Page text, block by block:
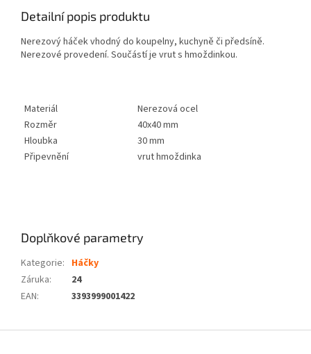
Detailní popis produktu
Nerezový háček vhodný do koupelny, kuchyně či předsíně.
Nerezové provedení. Součástí je vrut s hmoždinkou.
Materiál
Nerezová ocel
Rozměr
40x40 mm
Hloubka
30 mm
Připevnění
vrut hmoždinka
Doplňkové parametry
Kategorie: Háčky
Záruka:
24
EAN: 3393999001422